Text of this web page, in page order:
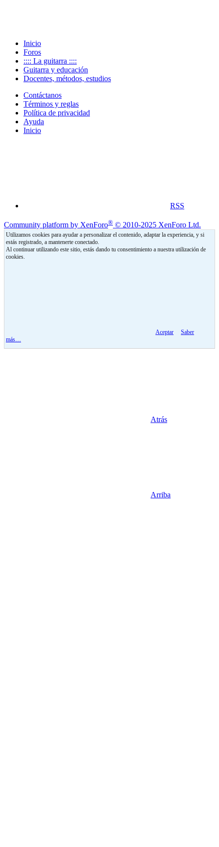
Inicio
Foros
:::: La guitarra ::::
Guitarra y educación
Docentes, métodos, estudios
Contáctanos
Términos y reglas
Política de privacidad
Ayuda
Inicio
RSS
Community platform by XenForo® © 2010-2025 XenForo Ltd.
Utilizamos cookies para ayudar a personalizar el contenido, adaptar la experiencia, y si
estás registrado, a mantenerte conectado.
Al continuar utilizando este sitio, estás dando tu consentimiento a nuestra utilización de
cookies.
Aceptar
Saber
más…
Atrás
Arriba